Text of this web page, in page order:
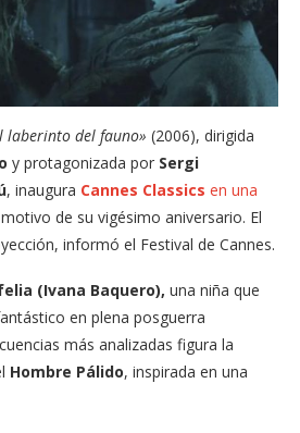
laberinto del fauno» (2006), dirigida
y protagonizada por Sergi
, inaugura Cannes Classics en una
de su vigésimo aniversario. El
informó el Festival de Cannes.
(Ivana Baquero), una niña que
en plena posguerra
más analizadas figura la
Hombre Pálido, inspirada en una